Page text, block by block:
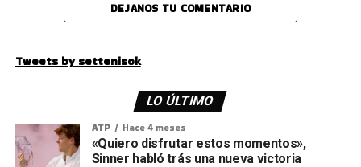
DEJANOS TU COMENTARIO
Tweets by settenisok
LO ÚLTIMO
ATP Hace 4 meses
«Quiero disfrutar estos momentos»,
Sinner habló trás una nueva victoria